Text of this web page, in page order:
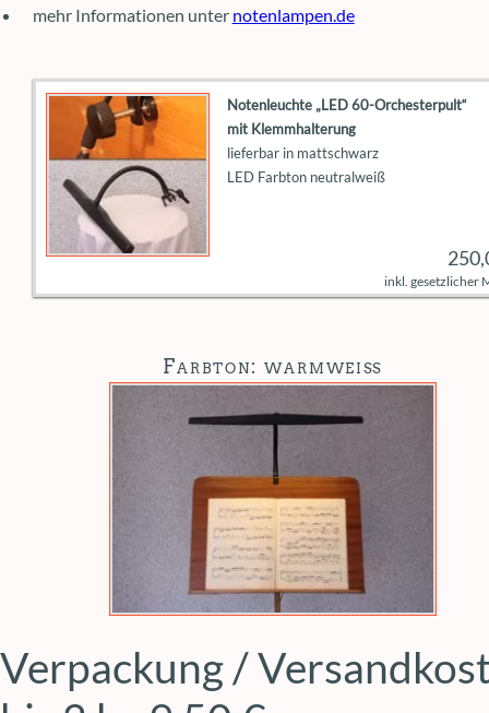
mehr Informationen unter notenlampen.de
Notenleuchte „LED 60-Orchesterpult“
mit Klemmhalterung
lieferbar in mattschwarz
LED Farbton neutralweiß
inkl. gesetzlicher
Farbton: warmweiß
Verpackung /